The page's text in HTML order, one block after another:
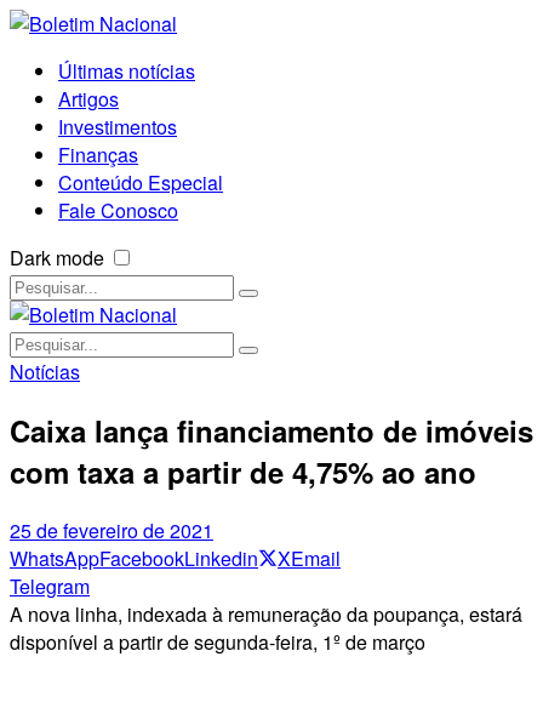
Últimas notícias
Artigos
Investimentos
Finanças
Conteúdo Especial
Fale Conosco
Dark mode
Notícias
Caixa lança financiamento de imóveis
com taxa a partir de 4,75% ao ano
25 de fevereiro de 2021
WhatsAppFacebookLinkedin XEmail
Telegram
A nova linha, indexada à remuneração da poupança, estará
disponível a partir de segunda-feira, 1º de março